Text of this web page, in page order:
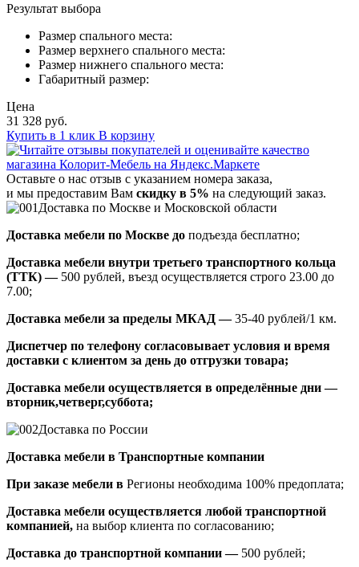
Результат выбора
Размер спального места:
Размер верхнего спального места:
Размер нижнего спального места:
Габаритный размер:
Цена
31 328 руб.
Купить в 1 клик В корзину
Оставьте о нас отзыв с указанием номера заказа,
и мы предоставим Вам скидку в 5% на следующий заказ.
Доставка по Москве и Московской области
Доставка мебели по Москве до подъезда бесплатно;
Доставка мебели внутри третьего транспортного кольца
(ТТК) —500 рублей, въезд осуществляется строго 23.00 до
7.00;
Доставка мебели за пределы МКАД —35-40 рублей/1 км.
Диспетчер по телефону согласовывает условия и время
доставки с клиентом за день до отгрузки товара;
Доставка мебели осуществляется в определённые дни —
вторник,четверг,суббота;
Доставка по России
Доставка мебели в Транспортные компании
При заказе мебели в Регионы необходима 100% предоплата;
Доставка мебели осуществляется любой транспортной
компанией, на выбор клиента по согласованию;
Доставка до транспортной компании —500 рублей;